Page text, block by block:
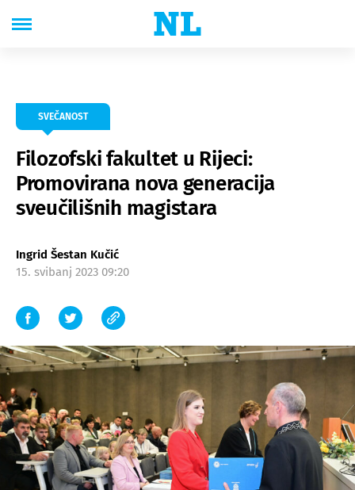
SVEČANOST
Filozofski fakultet u Rijeci:
Promovirana nova generacija
sveučilišnih magistara
Ingrid Šestan Kučić
15. svibanj 2023 09:20